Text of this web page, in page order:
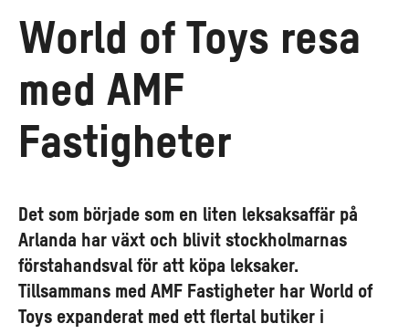
World of Toys resa
med AMF
Fastigheter
Det som började som en liten leksaksaffär på
Arlanda har växt och blivit stockholmarnas
förstahandsval för att köpa leksaker.
Tillsammans med AMF Fastigheter har World of
Toys expanderat med ett flertal butiker i